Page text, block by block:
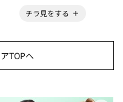
チラ見をする
TOPへ